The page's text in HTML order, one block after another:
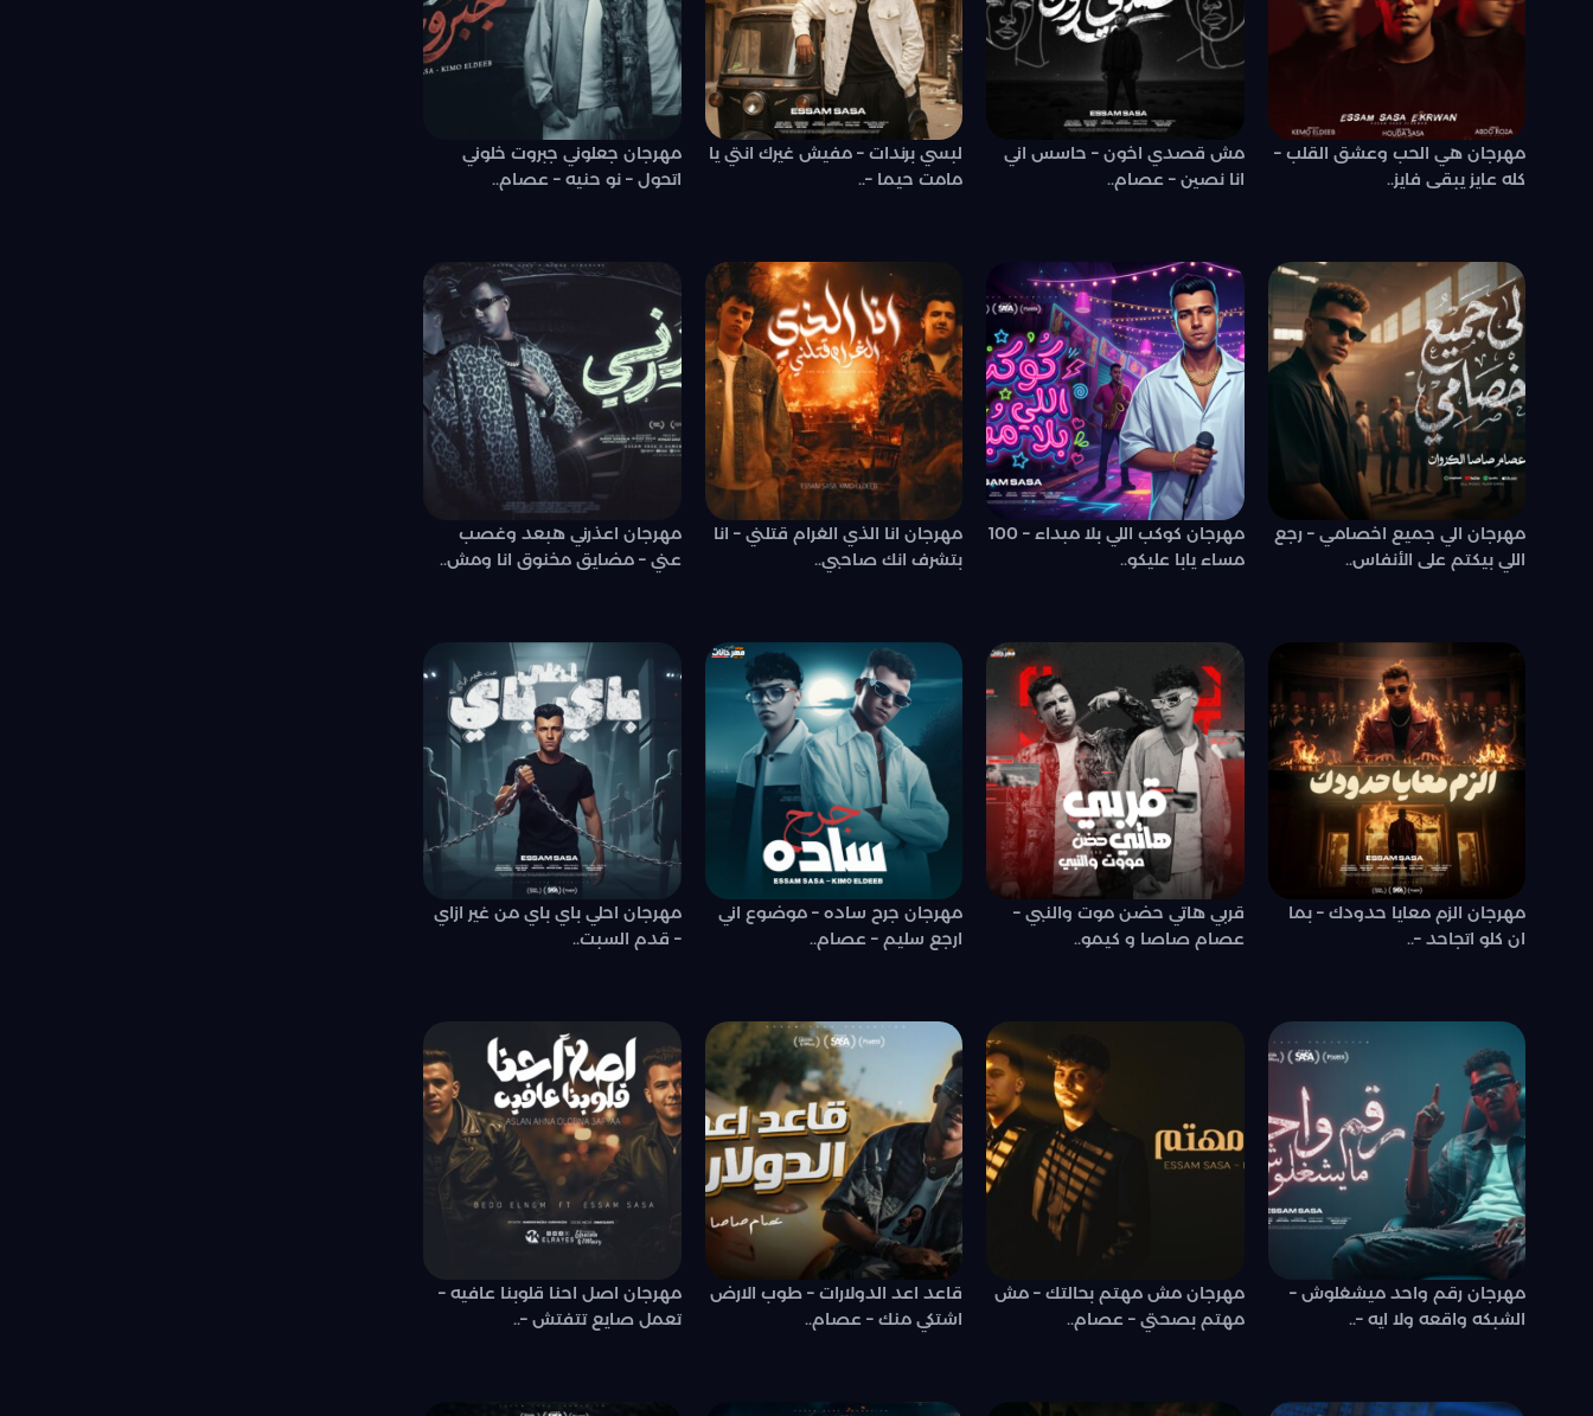
مهرجان هي الحب وعشق القلب –
كله عايز يبقى فايز..
مش قصدي اخون – حاسس اني
انا نصين – عصام..
لبسي برندات – مفيش غيرك انتي يا
مامت حيما –..
مهرجان جعلوني جبروت خلوني
اتحول – نو حنيه – عصام..
مهرجان الي جميع اخصامي – رجع
اللي بيكتم على الأنفاس..
مهرجان كوكب اللي بلا مبداء – 100
مساء يابا عليكو..
مهرجان انا الذي الغرام قتلني – انا
بتشرف انك صاحبي..
مهرجان اعذرني هبعد وغصب
عني – مضايق مخنوق انا ومش..
مهرجان الزم معايا حدودك – بما
ان كلو اتجاحد –..
قربي هاتي حضن موت والنبي –
عصام صاصا و كيمو..
مهرجان جرح ساده – موضوع اني
ارجع سليم – عصام..
مهرجان احلي باي باي من غير ازاي
– قدم السبت..
مهرجان رقم واحد ميشغلوش –
الشبكه واقعه ولا ايه –..
مهرجان مش مهتم بحالتك – مش
مهتم بصحتي – عصام..
قاعد اعد الدولارات – طوب الارض
اشتكي منك – عصام..
مهرجان اصل احنا قلوبنا عافيه –
تعمل صايع تتفتش –..